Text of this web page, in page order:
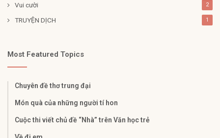
Vui cười 2
TRUYỆN DỊCH 1
Most Featured Topics
Chuyên đề thơ trung đại
Món quà của những người tí hon
Cuộc thi viết chủ đề “Nhà” trên Văn học trẻ